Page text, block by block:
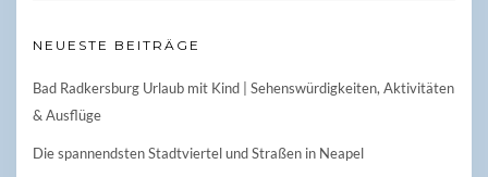
NEUESTE BEITRÄGE
Bad Radkersburg Urlaub mit Kind | Sehenswürdigkeiten, Aktivitäten
& Ausflüge
Die spannendsten Stadtviertel und Straßen in Neapel